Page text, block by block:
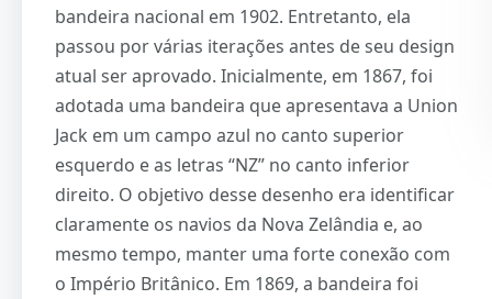
bandeira nacional em 1902. Entretanto, ela
passou por várias iterações antes de seu design
atual ser aprovado. Inicialmente, em 1867, foi
adotada uma bandeira que apresentava a Union
Jack em um campo azul no canto superior
esquerdo e as letras “NZ” no canto inferior
direito. O objetivo desse desenho era identificar
claramente os navios da Nova Zelândia e, ao
mesmo tempo, manter uma forte conexão com
o Império Britânico. Em 1869, a bandeira foi